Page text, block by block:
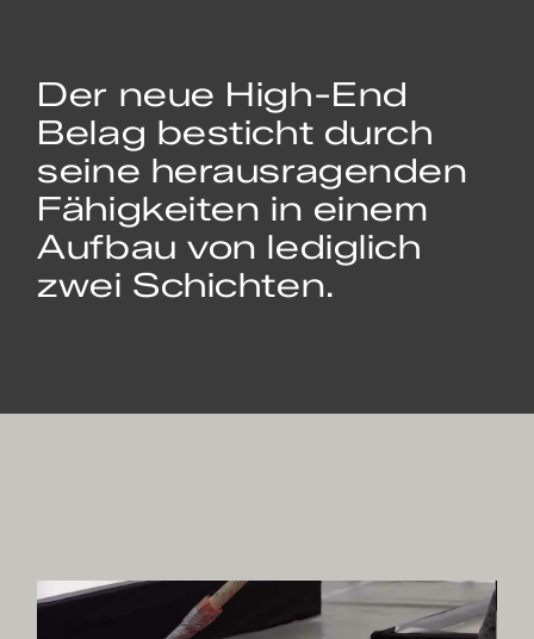
Der neue High-End
Belag besticht durch
seine herausragenden
Fähigkeiten in einem
Aufbau von lediglich
zwei Schichten.